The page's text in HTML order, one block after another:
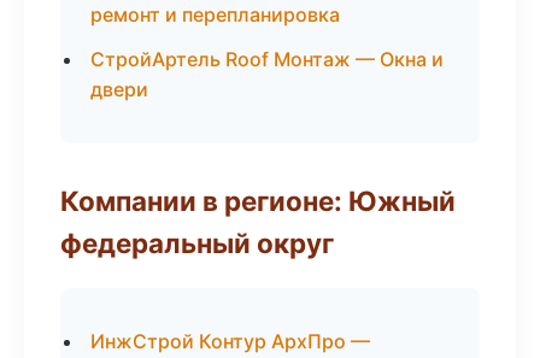
ремонт и перепланировка
СтройАртель Roof Монтаж — Окна и
двери
Компании в регионе: Южный
федеральный округ
ИнжСтрой Контур АрхПро —